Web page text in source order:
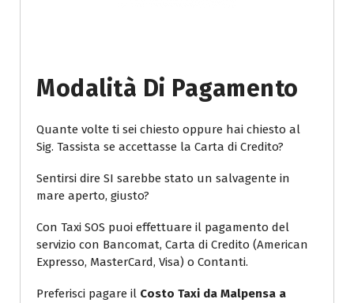
Modalità Di Pagamento
Quante volte ti sei chiesto oppure hai chiesto al
Sig. Tassista se accettasse la Carta di Credito?
Sentirsi dire SI sarebbe stato un salvagente in
mare aperto, giusto?
Con Taxi SOS puoi effettuare il pagamento del
servizio con Bancomat, Carta di Credito (American
Expresso, MasterCard, Visa) o Contanti.
Preferisci pagare il Costo Taxi da Malpensa a